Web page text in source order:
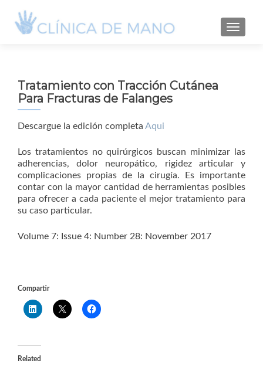
Tratamiento con Tracción Cutánea
Para Fracturas de Falanges
Descargue la edición completa Aqui
Los tratamientos no quirúrgicos buscan minimizar las
adherencias, dolor neuropático, rigidez articular y
complicaciones propias de la cirugía. Es importante
contar con la mayor cantidad de herramientas posibles
para ofrecer a cada paciente el mejor tratamiento para
su caso particular.
Volume 7: Issue 4: Number 28: November 2017
Compartir
Related